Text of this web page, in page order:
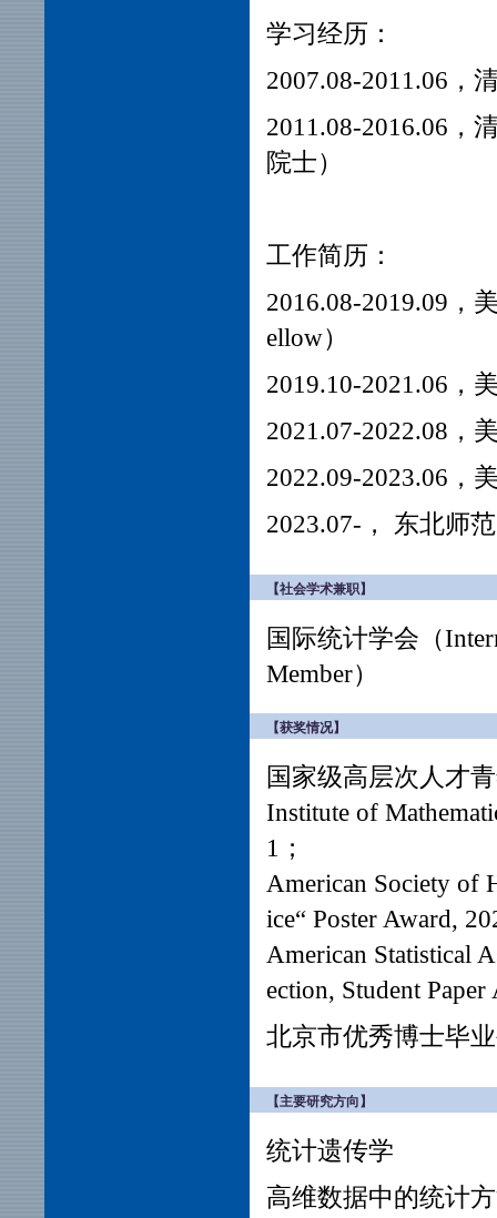
学习经历：
2007.08-2011.06，
2011.08-2016.06，
院士）
工作简历：
2016.08-2019.09，
ellow）
2019.10-2021.06，
2021.07-2022.08，
2022.09-2023.06，
2023.07-，
东北师
【社会学术兼职】
国际统计学会（
Member）
【获奖情况】
国家级高层次人才
Institute of
1；
American Society of
ice“ Poster Award,
American Statistical
ection, Student
北京市优秀博士毕
【主要研究方向】
统计遗传学
高维数据中的统计